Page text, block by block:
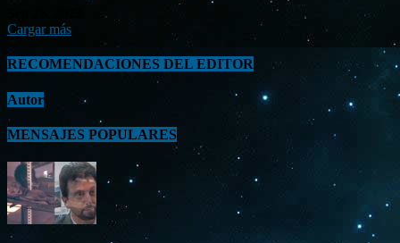
Cargar más
RECOMENDACIONES DEL EDITOR
Autor
MENSAJES POPULARES